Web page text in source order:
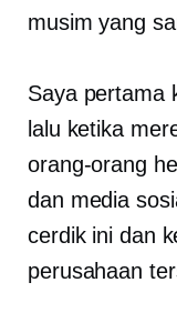
musim yang
Saya pertama
lalu ketika
orang-orang
dan media
cerdik ini dan
perusahaan